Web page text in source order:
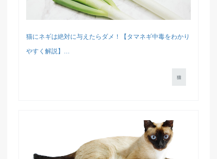
猫にネギは絶対に与えたらダメ！【タマネギ中毒をわかり
やすく解説】...
猫